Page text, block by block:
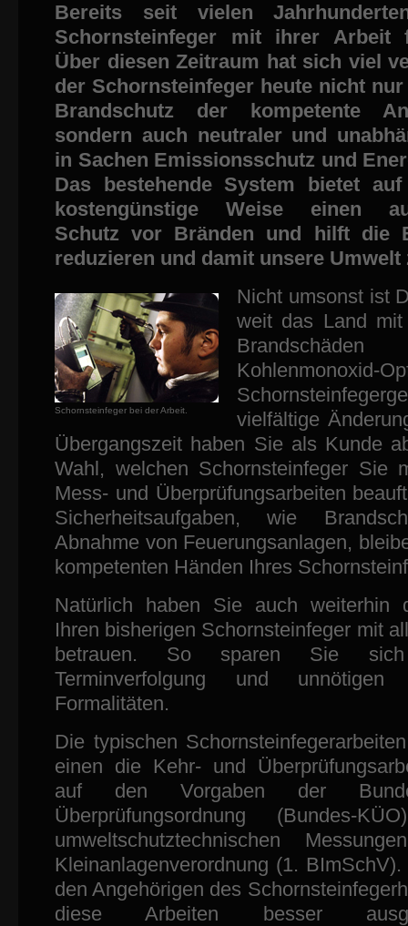
Bereits seit vielen
Schornsteinfeger mit ihrer Arbeit
Über diesen Zeitraum hat sich viel
der Schornsteinfeger heute nicht
Brandschutz der kompetente
sondern auch neutraler und
in Sachen Emissionsschutz und
Das bestehende System bietet
kostengünstige Weise einen
Schutz vor Bränden und hilft die
reduzieren und damit unsere Umwelt
Schornsteinfeger bei der Arbeit.
Nicht umsonst ist
weit das Land
Kohlenmonoxid-
vielfältige
Übergangszeit haben Sie als Kunde
Wahl, welchen Schornsteinfeger Sie
Mess- und Überprüfungsarbeiten
Sicherheitsaufgaben, wie
Abnahme von Feuerungsanlagen,
kompetenten Händen Ihres
Natürlich haben Sie auch weiterhin
Ihren bisherigen Schornsteinfeger mit
betrauen. So sparen Sie
Terminverfolgung und
Formalitäten.
Die typischen
einen die Kehr- und
auf den Vorgaben der
Überprüfungsordnung (Bundes-
umweltschutztechnischen
Kleinanlagenverordnung (1.
den Angehörigen des
diese Arbeiten besser